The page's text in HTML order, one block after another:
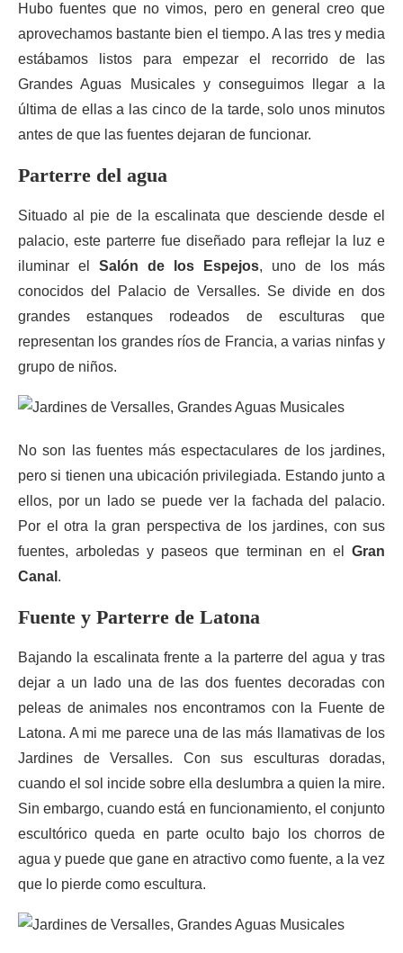
Hubo fuentes que no vimos, pero en general creo que
aprovechamos bastante bien el tiempo. A las tres y media
estábamos listos para empezar el recorrido de las
Grandes Aguas Musicales y conseguimos llegar a la
última de ellas a las cinco de la tarde, solo unos minutos
antes de que las fuentes dejaran de funcionar.
Parterre del agua
Situado al pie de la escalinata que desciende desde el
palacio, este parterre fue diseñado para reflejar la luz e
iluminar el Salón de los Espejos, uno de los más
conocidos del Palacio de Versalles. Se divide en dos
grandes estanques rodeados de esculturas que
representan los grandes ríos de Francia, a varias ninfas y
grupo de niños.
No son las fuentes más espectaculares de los jardines,
pero si tienen una ubicación privilegiada. Estando junto a
ellos, por un lado se puede ver la fachada del palacio.
Por el otra la gran perspectiva de los jardines, con sus
fuentes, arboledas y paseos que terminan en el Gran
Canal .
Fuente y Parterre de Latona
Bajando la escalinata frente a la parterre del agua y tras
dejar a un lado una de las dos fuentes decoradas con
peleas de animales nos encontramos con la Fuente de
Latona. A mi me parece una de las más llamativas de los
Jardines de Versalles. Con sus esculturas doradas,
cuando el sol incide sobre ella deslumbra a quien la mire.
Sin embargo, cuando está en funcionamiento, el conjunto
escultórico queda en parte oculto bajo los chorros de
agua y puede que gane en atractivo como fuente, a la vez
que lo pierde como escultura.